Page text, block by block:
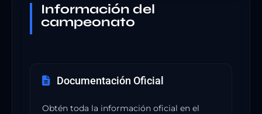
Información del
campeonato
Documentación Oficial
Obtén toda la información oficial en el